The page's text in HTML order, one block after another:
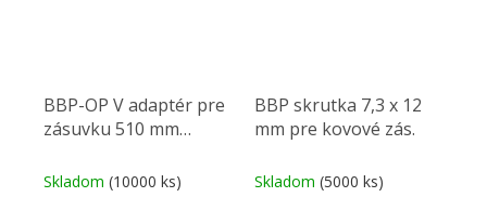
BBP-OP V adaptér pre
zásuvku 510 mm
Skladom (10000 ks)
BBP skrutka 7,3 x 12
mm pre kovové zás.
Skladom (5000 ks)